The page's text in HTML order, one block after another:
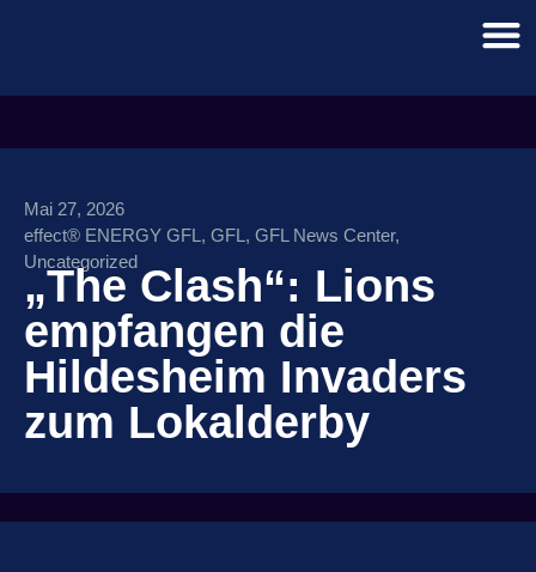
Mai 27, 2026
effect® ENERGY GFL , GFL , GFL News Center,
Uncategorized
„The Clash“: Lions
empfangen die
Hildesheim Invaders
zum Lokalderby